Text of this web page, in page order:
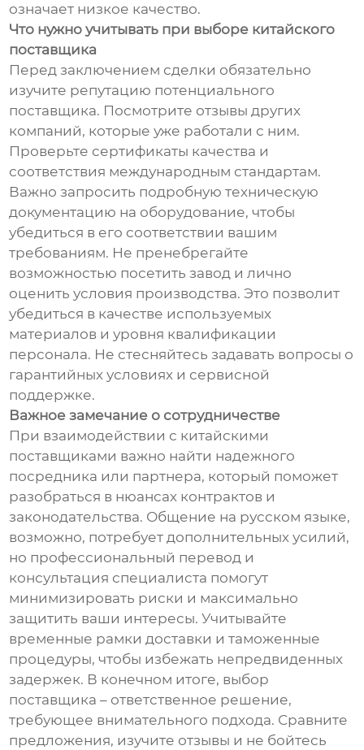
означает низкое качество.
Что нужно учитывать при выборе китайского
поставщика
Перед заключением сделки обязательно
изучите репутацию потенциального
поставщика. Посмотрите отзывы других
компаний, которые уже работали с ним.
Проверьте сертификаты качества и
соответствия международным стандартам.
Важно запросить подробную техническую
документацию на оборудование, чтобы
убедиться в его соответствии вашим
требованиям. Не пренебрегайте
возможностью посетить завод и лично
оценить условия производства. Это позволит
убедиться в качестве используемых
материалов и уровня квалификации
персонала. Не стесняйтесь задавать вопросы о
гарантийных условиях и сервисной
поддержке.
Важное замечание о сотрудничестве
При взаимодействии с китайскими
поставщиками важно найти надежного
посредника или партнера, который поможет
разобраться в нюансах контрактов и
законодательства. Общение на русском языке,
возможно, потребует дополнительных усилий,
но профессиональный перевод и
консультация специалиста помогут
минимизировать риски и максимально
защитить ваши интересы. Учитывайте
временные рамки доставки и таможенные
процедуры, чтобы избежать непредвиденных
задержек. В конечном итоге, выбор
поставщика – ответственное решение,
требующее внимательного подхода. Сравните
предложения, изучите отзывы и не бойтесь